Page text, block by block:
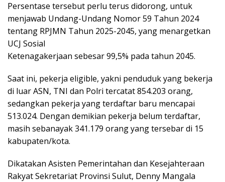
Persentase tersebut perlu terus didorong, untuk
menjawab Undang-Undang Nomor 59 Tahun 2024
tentang RPJMN Tahun 2025-2045, yang menargetkan
UCJ Sosial
Ketenagakerjaan sebesar 99,5% pada tahun 2045.
Saat ini, pekerja eligible, yakni penduduk yang bekerja
di luar ASN, TNI dan Polri tercatat 854.203 orang,
sedangkan pekerja yang terdaftar baru mencapai
513.024. Dengan demikian pekerja belum terdaftar,
masih sebanayak 341.179 orang yang tersebar di 15
kabupaten/kota.
Dikatakan Asisten Pemerintahan dan Kesejahteraan
Rakyat Sekretariat Provinsi Sulut, Denny Mangala